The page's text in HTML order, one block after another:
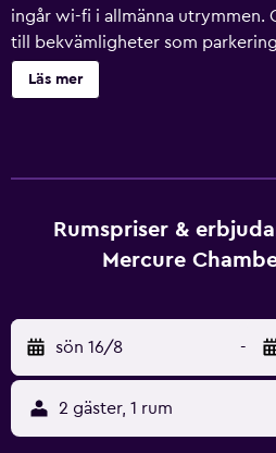
ingår wi-fi i allmänna utrymmen.
till bekvämligheter som
kemtvätt. Städning är tillgänglig
Chambery Centre erbjuder 81
dagstidningar och telefon.
flaskvatten och kaffe- och
har bland annat fitnesscenter.
finns antingen tillgängliga på
kan tillkomma.
Läs mer
Rumspriser &
Mercure
sön 16/8 -
2 gäster, 1 rum